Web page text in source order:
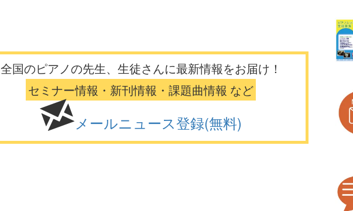
全国のピアノの先生、生徒さんに最新情報をお届け！
セミナー情報・新刊情報・課題曲情報 など
メールニュース登録(無料)